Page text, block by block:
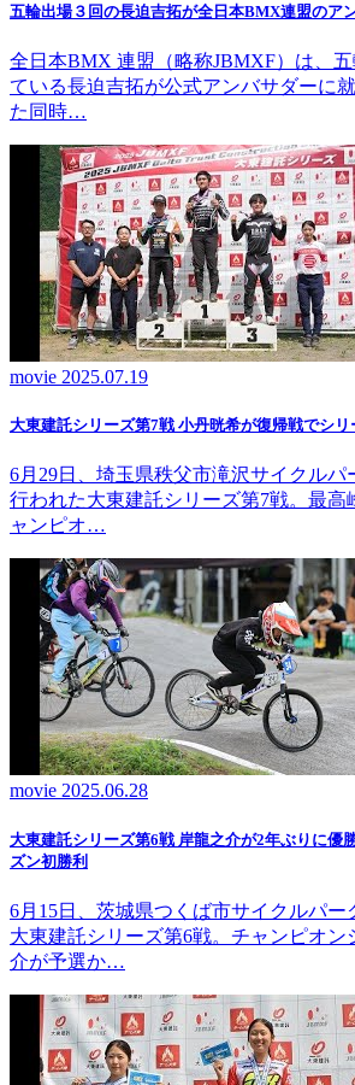
五輪出場３回の長迫吉拓が全日本BMX連盟のア
全日本BMX 連盟（略称JBMXF）は、
ている長迫吉拓が公式アンバサダーに
た同時…
movie 2025.07.19
大東建託シリーズ第7戦 ⼩丹晄希が復帰戦でシリ
6月29日、埼玉県秩父市滝沢サイクル
行われた大東建託シリーズ第7戦。最高
ャンピオ…
movie 2025.06.28
大東建託シリーズ第6戦 岸龍之介が2年ぶりに優
ズン初勝利
6月15日、茨城県つくば市サイクルパー
大東建託シリーズ第6戦。チャンピオン
介が予選か…